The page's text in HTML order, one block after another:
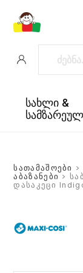
სახლი &
სათამაშოები >
აბაზანები >
დასაკეცი